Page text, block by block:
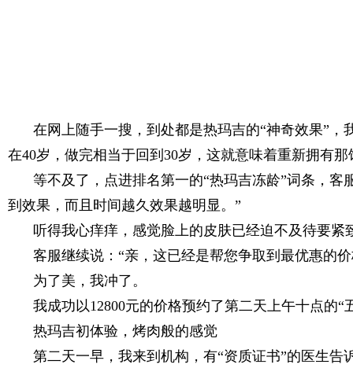
在网上随手一搜，到处都是热玛吉的“神奇效果”
在40岁，做完相当于回到30岁，这就意味着重新拥有
等不及了，点进排名第一的“热玛吉冻龄”词条，
到效果，而且时间越久效果越明显。”
听得我心痒痒，感觉脸上的皮肤已经迫不及待要紧
客服继续说：“亲，这已经是帮您争取到最优惠的
为了美，我冲了。
我成功以12800元的价格预约了第二天上午十点的“
热玛吉初体验，烤肉般的感觉
第二天一早，我来到机构，有“资质证书”的医生